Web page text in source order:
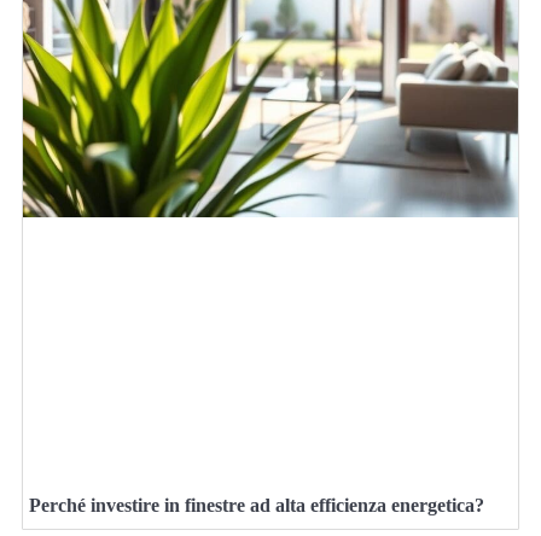
Perché investire in finestre ad alta efficienza energetica?